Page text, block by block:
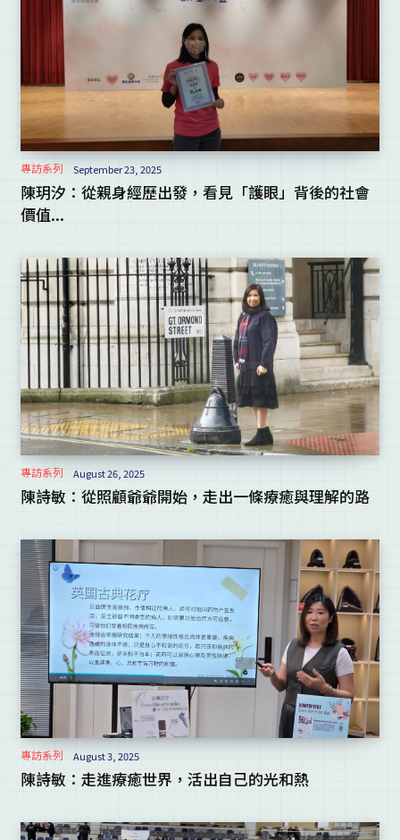
專訪系列 September 23, 2025
陳玥汐：從親身經歷出發，看見「護眼」背後的社會
價值...
專訪系列 August 26, 2025
陳詩敏：從照顧爺爺開始，走出一條療癒與理解的路
專訪系列 August 3, 2025
陳詩敏：走進療癒世界，活出自己的光和熱